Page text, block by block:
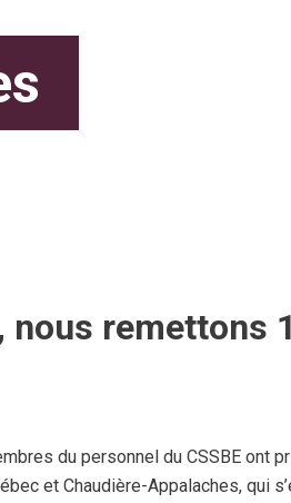
nous remettons
du personnel du CSSBE ont
et Chaudière-Appalaches, qui